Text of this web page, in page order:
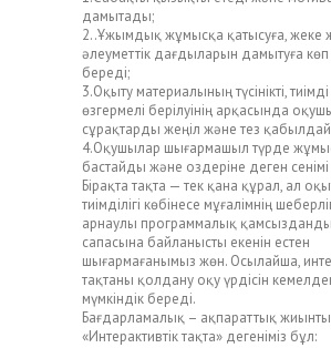
дамытады;
2..Ұжымдық жұмысқа қатысуға, жеке
әлеуметтік дағдыларын дамытуға көп
береді;
3.Оқыту материалының түсінікті,
өзгермелі берілуінің арқасында
сұрақтарды жеңіл және тез
4.Оқушылар шығармашыл түрде жұмыс
бастайды және оздеріне деген сенімі
Бірақта тақта — тек қана құрал, ал
тиімділігі көбінесе мұғалімнің
арнаулы программалық
сапасына байланысты екенін естен
шығармағанымыз жөн. Осылайша,
тақтаны қолдану оқу үрдісін
мүмкіндік береді.
Бағдарламалық – ақпараттық
«Интерактивтік тақта» дегеніміз бұл: